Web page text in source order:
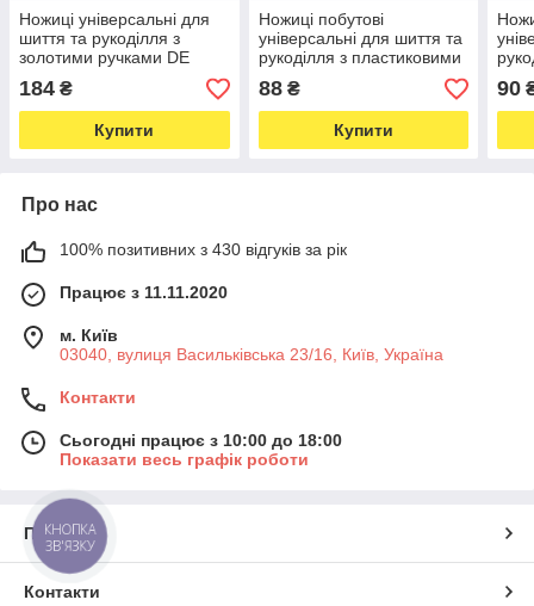
Ножиці універсальні для
шиття та рукоділля з
золотими ручками DE
XIAN 173mm (6.8") К44
(6670)
184 ₴
Купити
Ножиці побутові
універсальні для шиття та
рукоділля з пластиковими
ручками DE XIAN 125 мм
(5") К15 (6673)
88₴
Купити
90
Про нас
100% позитивних з 430 відгуків за рік
Працює з 11.11.2020
м. Київ
03040, вулиця Васильківська 23/16, Київ, Україна
Контакти
Сьогодні працює з 10:00 до 18:00
Показати весь графік роботи
Про нас
Контакти
КНОПКА
ЗВ'ЯЗКУ